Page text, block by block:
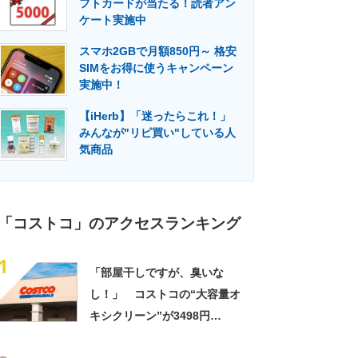
メディア 建設×テクノロジーの最前線
フトカードが当たる！読者アン
ケート実施中
スマホ2GBで月額850円～ 格安
SIMをお得に使うキャンペーン
実施中！
【iHerb】「迷ったらこれ！」
みんなが"リピ買い"している人
気商品
コストコ」のアクセスランキング
「部屋干しですが、臭いな
し！」 コストコの“大容量オ
キシクリーン”が3498円